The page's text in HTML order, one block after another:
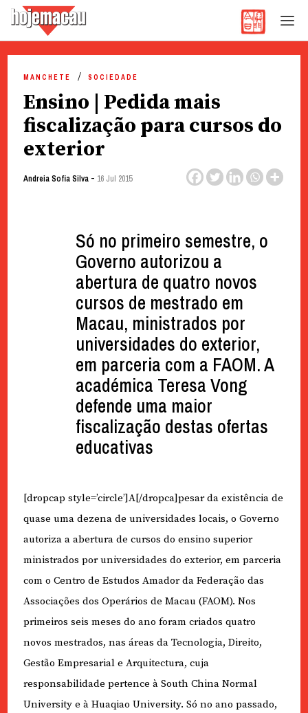
content
MANCHETE SOCIEDADE
Ensino | Pedida mais
fiscalização para cursos do
exterior
Andreia Sofia Silva- 16 Jul 2015
Só no primeiro semestre, o
Governo autorizou a
abertura de quatro novos
cursos de mestrado em
Macau, ministrados por
universidades do exterior,
em parceria com a FAOM. A
académica Teresa Vong
defende uma maior
fiscalização destas ofertas
educativas
[dropcap style=’circle’]A[/dropca]pesar da existência de
quase uma dezena de universidades locais, o Governo
autoriza a abertura de cursos do ensino superior
ministrados por universidades do exterior, em parceria
com o Centro de Estudos Amador da Federação das
Associações dos Operários de Macau (FAOM). Nos
primeiros seis meses do ano foram criados quatro
novos mestrados, nas áreas da Tecnologia, Direito,
Gestão Empresarial e Arquitectura, cuja
responsabilidade pertence à South China Normal
University e à Huaqiao University. Só no ano passado,